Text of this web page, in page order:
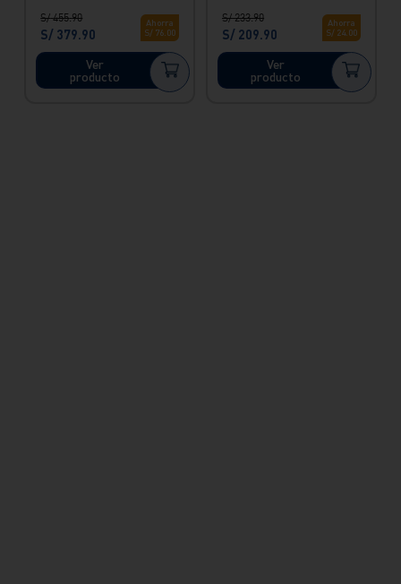
S/ 455.90
S/ 379.90
Ahorra
S/ 76. 00
Ver
producto
S/ 233.90
S/ 209.90
Ahorra
S/ 24. 00
Ver
producto